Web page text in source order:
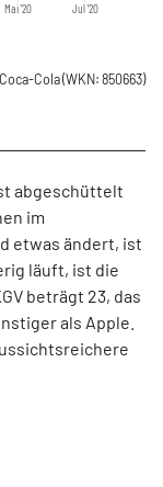
Mai '20 Jul '20
Coca-Cola(WKN: 850663)
abgeschüttelt
im
etwas ändert, ist
läuft, ist die
beträgt 23, das
als Apple.